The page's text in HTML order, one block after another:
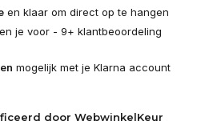
en klaar om direct op te hangen
je voor - 9+ klantbeoordeling
mogelijk met je Klarna account
door WebwinkelKeur